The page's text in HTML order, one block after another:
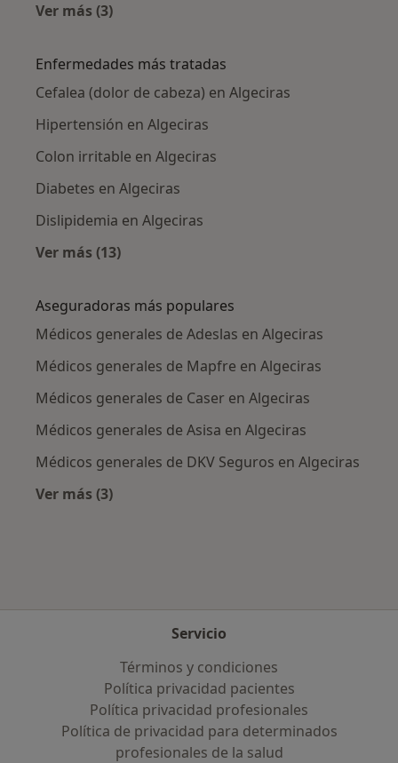
Ver más (3)
Enfermedades más tratadas
Cefalea (dolor de cabeza) en Algeciras
Hipertensión en Algeciras
Colon irritable en Algeciras
Diabetes en Algeciras
Dislipidemia en Algeciras
Ver más (13)
Aseguradoras más populares
Médicos generales de Adeslas en Algeciras
Médicos generales de Mapfre en Algeciras
Médicos generales de Caser en Algeciras
Médicos generales de Asisa en Algeciras
Médicos generales de DKV Seguros en Algeciras
Ver más (3)
Servicio
Términos y condiciones
Política privacidad pacientes
Política privacidad profesionales
Política de privacidad para determinados
profesionales de la salud